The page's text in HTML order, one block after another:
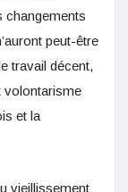
changements
peut-être
travail décent,
volontarisme
et la
vieillissement